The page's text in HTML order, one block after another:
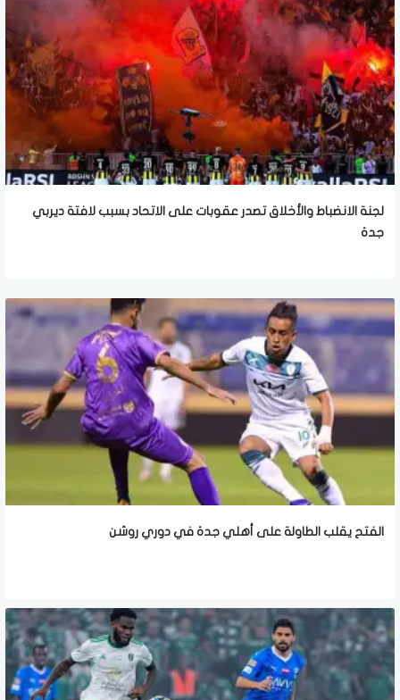
لجنة الانضباط والأخلاق تصدر عقوبات على الاتحاد بسبب لافتة ديربي
جدة
الفتح يقلب الطاولة على أهلي جدة في دوري روشن